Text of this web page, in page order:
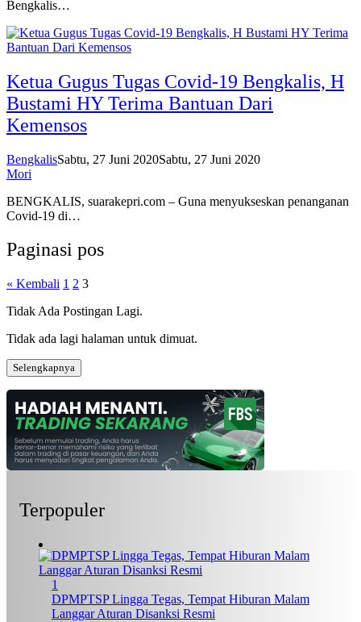
Bengkalis…
Ketua Gugus Tugas Covid-19 Bengkalis, H
Bustami HY Terima Bantuan Dari
Kemensos
BengkalisSabtu, 27 Juni 2020Sabtu, 27 Juni 2020
Mori
BENGKALIS, suarakepri.com – Guna menyukseskan penanganan
Covid-19 di…
Paginasi pos
« Kembali 1 2 3
Tidak Ada Postingan Lagi.
Tidak ada lagi halaman untuk dimuat.
Selengkapnya
Terpopuler
1
DPMPTSP Lingga Tegas, Tempat Hiburan Malam
Langgar Aturan Disanksi Resmi